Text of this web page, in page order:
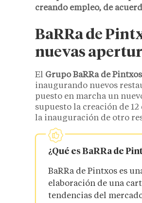
creando empleo, de
BaRRa de
nuevas
El Grupo BaRRa de Pintxos
inaugurando nuevos
puesto en marcha un
supuesto la creación de
la inauguración de otro
¿Qué es BaRRa de
BaRRa de Pintxos es
elaboración de una
tendencias del